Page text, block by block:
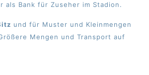
als Bank für Zuseher im Stadion.
und für Muster und Kleinmengen
Mengen und Transport auf